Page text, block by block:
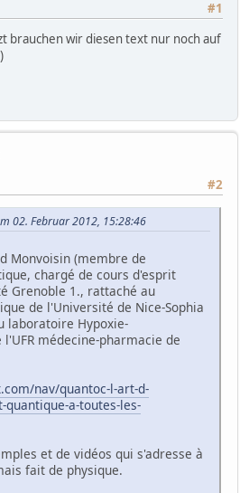
#1
brauchen wir diesen text nur noch auf
#2
02. Februar 2012, 15:28:46
Monvoisin (membre de
chargé de cours d'esprit
Grenoble 1., rattaché au
de l'Université de Nice-Sophia
laboratoire Hypoxie-
médecine-pharmacie de
nav/quantoc-l-art-d-
a-toutes-les-
et de vidéos qui s'adresse à
fait de physique.